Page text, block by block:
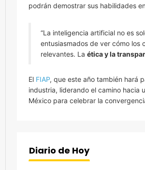
podrán demostrar sus habilidades
“La inteligencia artificial no es
entusiasmados de ver cómo los
relevantes. La ética y la
El FIAP, que este año también hará
industria, liderando el camino hacia
México para celebrar la
Diario de Hoy